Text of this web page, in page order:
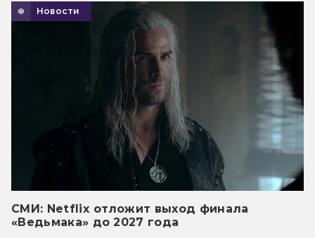
Новости
СМИ: Netflix отложит выход финала
«Ведьмака» до 2027 года